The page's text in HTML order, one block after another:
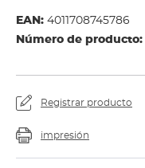
EAN: 4011708745786
Número de producto:
Registrar producto
impresión